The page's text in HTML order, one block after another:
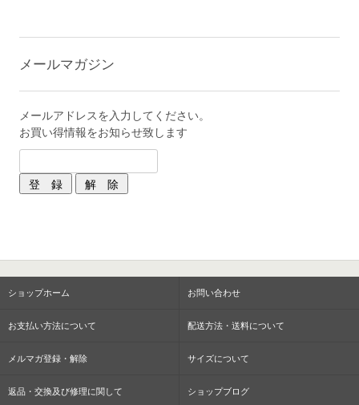
メールマガジン
メールアドレスを入力してください。
お買い得情報をお知らせ致します
ショップホーム お問い合わせ
お支払い方法について 配送方法・送料について
メルマガ登録・解除 サイズについて
返品・交換及び修理に関して ショップブログ